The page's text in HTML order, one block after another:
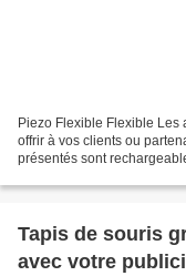
Piezo Flexible Flexible Les
offrir à vos clients ou
présentés sont
Tapis de souris
avec votre